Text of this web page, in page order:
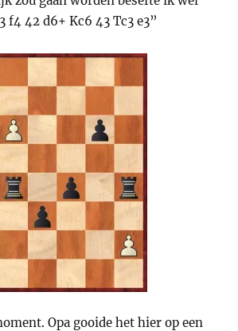
f4 42 d6+ Kc6 43 Tc3 e3”
Opa gooide het hier op een